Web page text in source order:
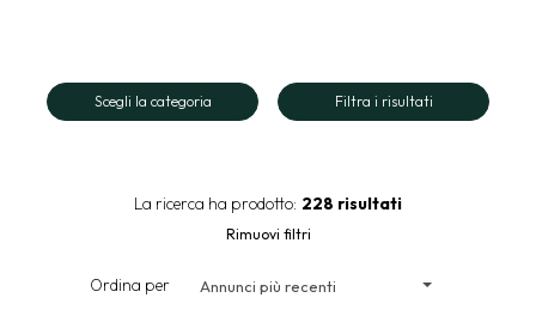
Scegli la categoria Filtra i risultati
La ricerca ha prodotto: 228 risultati
Rimuovi filtri
Ordina per Annunci più recenti